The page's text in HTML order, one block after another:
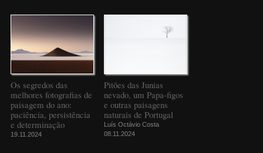
Os segredos das
melhores fotografias de
paisagem do ano:
paciência, persistência
e determinação
19.11.2024
Pitões das Junias
nevado, um Papa-figos
e outras paisagens
naturais de Portugal
Luís Octávio Costa
08.11.2024